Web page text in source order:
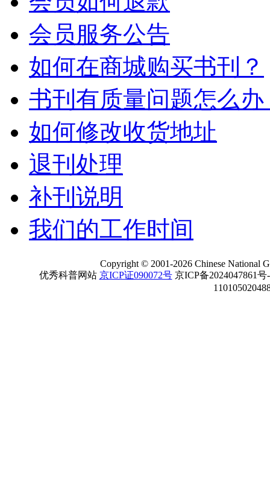
会员服务公告
如何在商城购买书刊？
书刊有质量问题怎么办
如何修改收货地址
退刊处理
补刊说明
我们的工作时间
Copyright ©2001-2026 Chinese National
优秀科普网站 京ICP证090072号京ICP备2024047861